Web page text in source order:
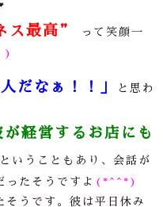
ス最高”
って笑顔一
)
だなぁ！！」
と思わ
経営するお店にも
ということもあり、会話が
ったそうですよ (*^^*)
そうです。彼は平日休み